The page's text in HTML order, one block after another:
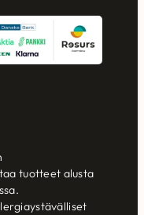
tuotteet alusta